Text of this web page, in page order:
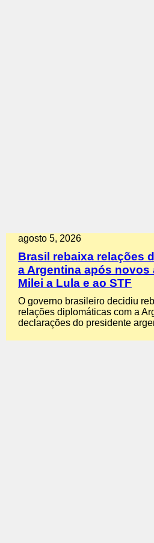
agosto 5, 2026
Brasil rebaixa relações
a Argentina após novos
Milei a Lula e ao STF
O governo brasileiro decidiu
relações diplomáticas com a
declarações do presidente